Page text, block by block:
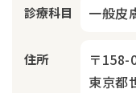
診療科目 一般皮
住所
〒158-
東京都